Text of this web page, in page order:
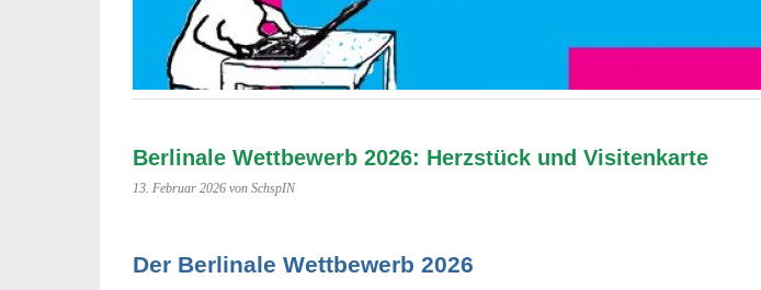
Berlinale Wettbewerb 2026: Herzstück und Visitenkarte
13. Februar 2026 von SchspIN
Der Berlinale Wettbewerb 2026